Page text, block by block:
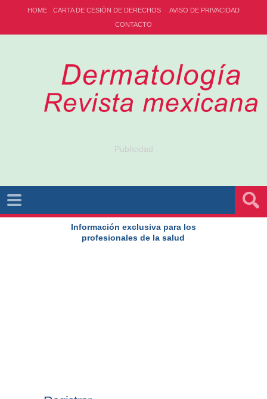
HOME CARTA DE CESIÓN DE DERECHOS
AVISO DE PRIVACIDAD
CONTACTO
Publicidad
Información exclusiva para los
profesionales de la salud